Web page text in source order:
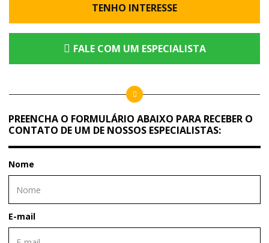
TENHO INTERESSE
FALE COM UM ESPECIALISTA
PREENCHA O FORMULÁRIO ABAIXO PARA RECEBER O
CONTATO DE UM DE NOSSOS ESPECIALISTAS:
Nome
E-mail